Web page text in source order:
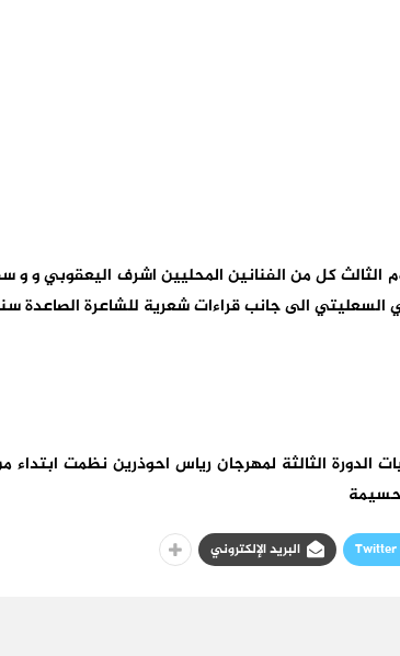
الثالث كل من الفنانين المحليين اشرف اليعقوبي و و
السعليتي الى جانب قراءات شعرية للشاعرة الصاعدة
Twitter البريد الإلكتروني